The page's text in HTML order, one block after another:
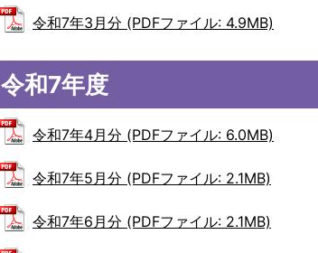
令和7年3月分 (PDFファイル: 4.9MB)
令和7年度
令和7年4月分 (PDFファイル: 6.0MB)
令和7年5月分 (PDFファイル: 2.1MB)
令和7年6月分 (PDFファイル: 2.1MB)